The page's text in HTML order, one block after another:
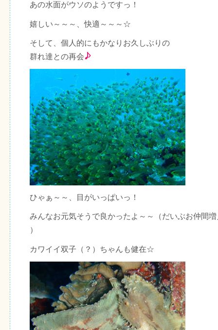
あの水面がウソのようですっ！
嬉しい～～～、快適～～～☆
そして、個人的にもかなりお久しぶりの
群れ達との再会
ひゃぁ～～、目がいっぱいっ！
みんなお元気そうで良かったよ～～（だいぶお仲間
）
カワイイ双子（？）ちゃんも健在☆